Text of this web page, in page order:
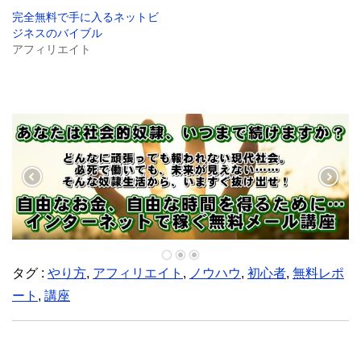
ま
す
)
完全無料で手に入るネットビ
ジネスのバイブル
アフィリエイト
タグ : やり方, アフィリエイト , ノウハウ, 初心者, 無料レポ
ート , 講座